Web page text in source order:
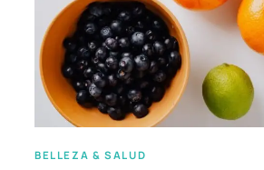
BELLEZA & SALUD